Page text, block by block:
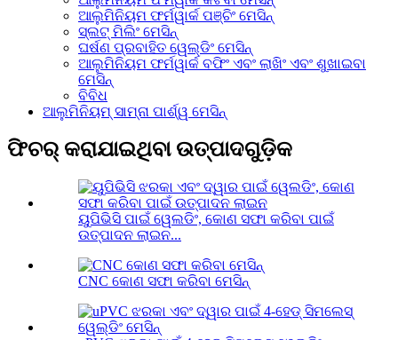
ଆଲୁମିନିୟମ ଫର୍ମୱାର୍କ ପଞ୍ଚିଂ ମେସିନ୍
ସ୍ଲଟ୍ ମିଲିଂ ମେସିନ୍
ଘର୍ଷଣ ପ୍ରବାହିତ ୱେଲ୍ଡିଂ ମେସିନ୍
ଆଲୁମିନିୟମ ଫର୍ମୱାର୍କ ବଫିଂ ଏବଂ ଲାଖିଂ ଏବଂ ଶୁଖାଇବା
ମେସିନ୍
ବିବିଧ
ଆଲୁମିନିୟମ୍ ସାମ୍ନା ପାର୍ଶ୍ୱ ମେସିନ୍
ଫିଚର୍ କରାଯାଇଥିବା ଉତ୍ପାଦଗୁଡ଼ିକ
ୟୁପିଭିସି ପାଇଁ ୱେଲଡିଂ, କୋଣ ସଫା କରିବା ପାଇଁ
ଉତ୍ପାଦନ ଲାଇନ...
CNC କୋଣ ସଫା କରିବା ମେସିନ୍